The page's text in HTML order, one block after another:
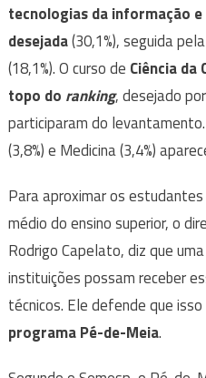
tecnologias da informação
desejada(30,1%), seguida
(18,1%). O curso de Ciência da
topo do ranking, desejado
participaram do
(3,8%) e Medicina (3,4%)
Para aproximar os
médio do ensino superior, o
Rodrigo Capelato, diz que
instituições possam receber
técnicos. Ele defende que
programa Pé-de-Meia.